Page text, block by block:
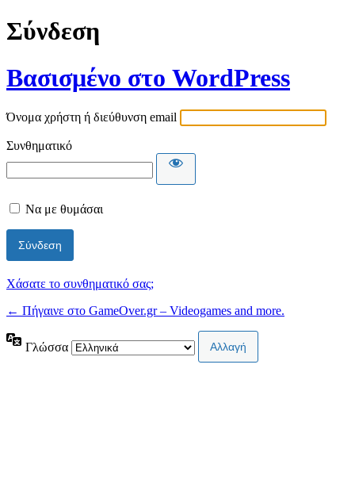
Σύνδεση
Βασισμένο στο WordPress
Όνομα χρήστη ή διεύθυνση email
Συνθηματικό
Να με θυμάσαι
Χάσατε το συνθηματικό σας;
← Πήγαινε στο GameOver.gr – Videogames and more.
Γλώσσα